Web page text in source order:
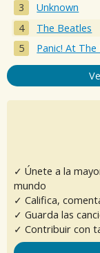
Unknown
The Beatles
Panic! At The
✓ Únete a la
mundo
✓ Califica,
✓ Guarda las
✓ Contribuir con